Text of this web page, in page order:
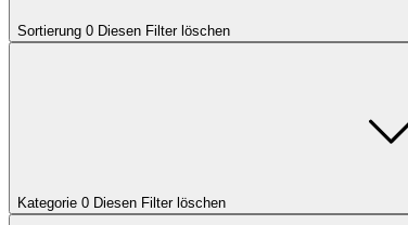
Sortierung 0 Diesen Filter löschen
Kategorie 0 Diesen Filter löschen